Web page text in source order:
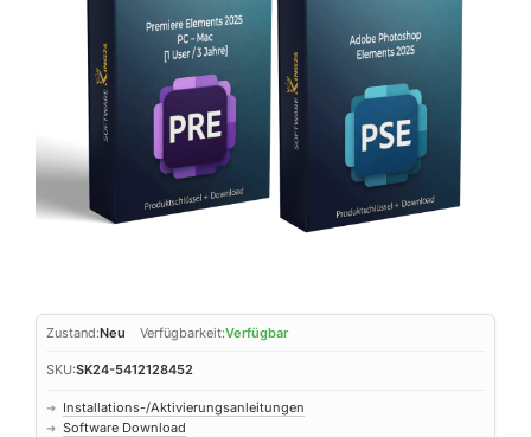
Zustand:Neu Verfügbarkeit:Verfügbar
SKU:SK24-5412128452
➜ Installations-/Aktivierungsanleitungen
➜ Software Download